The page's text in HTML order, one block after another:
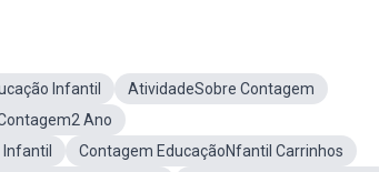
Infantil
AtividadeSobre Contagem
Ano
Contagem EducaçãoNfantil Carrinhos